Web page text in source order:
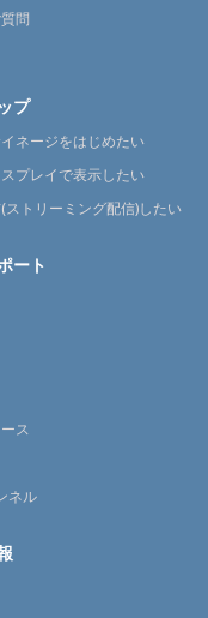
問
プ
ネージをはじめたい
プレイで表示したい
ストリーミング配信)したい
ート
ス
ネル